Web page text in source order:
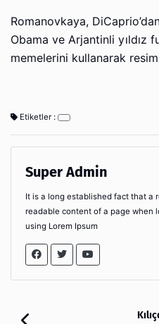
Romanovkaya,
Obama ve Arjantinli yıldız
memelerini kullanarak
Etiketler :
Super Admin
It is a long established fact that a
readable content of a page when
using Lorem Ipsum